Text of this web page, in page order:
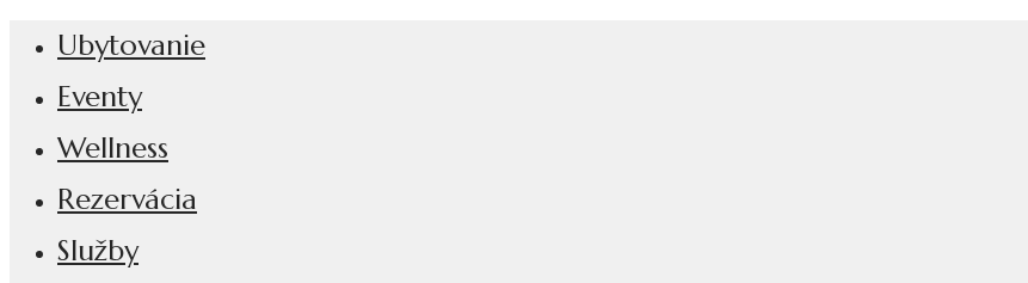
Ubytovanie
Eventy
Wellness
Rezervácia
Služby